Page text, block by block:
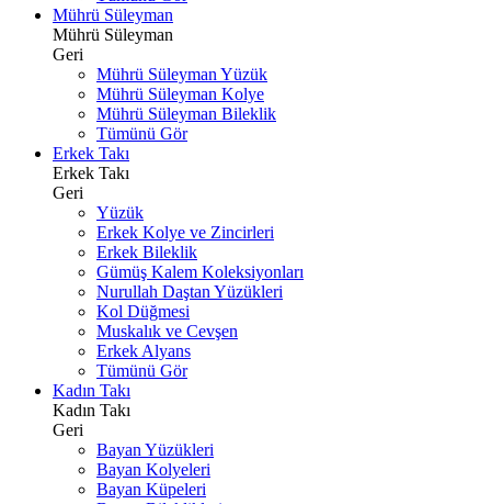
Mührü Süleyman
Mührü Süleyman
Geri
Mührü Süleyman Yüzük
Mührü Süleyman Kolye
Mührü Süleyman Bileklik
Tümünü Gör
Erkek Takı
Erkek Takı
Geri
Yüzük
Erkek Kolye ve Zincirleri
Erkek Bileklik
Gümüş Kalem Koleksiyonları
Nurullah Daştan Yüzükleri
Kol Düğmesi
Muskalık ve Cevşen
Erkek Alyans
Tümünü Gör
Kadın Takı
Kadın Takı
Geri
Bayan Yüzükleri
Bayan Kolyeleri
Bayan Küpeleri